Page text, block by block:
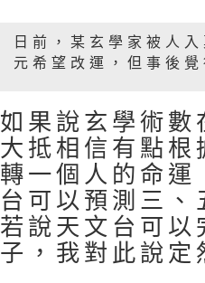
日前，某玄學家被人
元希望改運，但事後
如果說玄學術
大抵相信有點
轉一個人的命
台可以預測三
若說天文台可
子，我對此說定